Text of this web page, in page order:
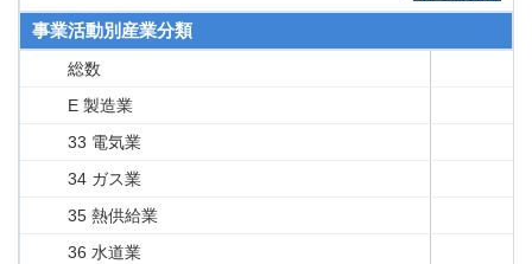
事業活動別産業分類
総数
E 製造業
33 電気業
34 ガス業
35 熱供給業
36 水道業